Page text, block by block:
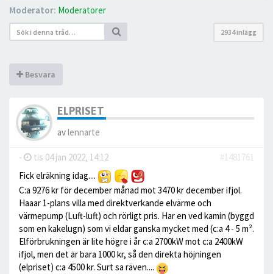
Moderator: Moderatorer
2934 inlägg
Besvara
ELPRISET
avlennarte
- tis 04 jan 2022, 14:12
#1481761
Fick elräkning idag....
C:a 9276 kr för december månad mot 3470 kr december ifjol.
Haaar 1-plans villa med direktverkande elvärme och
värmepump (Luft-luft) och rörligt pris. Har en ved kamin (byggd
som en kakelugn) som vi eldar ganska mycket med (c:a 4 - 5 m².
Elförbrukningen är lite högre i år c:a 2700kW mot c:a 2400kW
ifjol, men det är bara 1000 kr, så den direkta höjningen
(elpriset) c:a 4500 kr. Surt sa räven....